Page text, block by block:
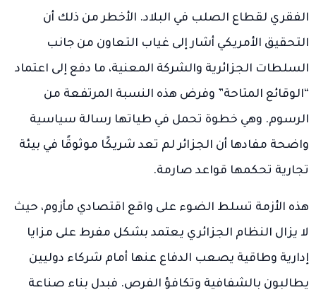
الفقري لقطاع الصلب في البلاد. الأخطر من ذلك أن
التحقيق الأمريكي أشار إلى غياب التعاون من جانب
السلطات الجزائرية والشركة المعنية، ما دفع إلى اعتماد
“الوقائع المتاحة” وفرض هذه النسبة المرتفعة من
الرسوم. وهي خطوة تحمل في طياتها رسالة سياسية
واضحة مفادها أن الجزائر لم تعد شريكًا موثوقًا في بيئة
تجارية تحكمها قواعد صارمة.
هذه الأزمة تسلط الضوء على واقع اقتصادي مأزوم، حيث
لا يزال النظام الجزائري يعتمد بشكل مفرط على مزايا
إدارية وطاقية يصعب الدفاع عنها أمام شركاء دوليين
يطالبون بالشفافية وتكافؤ الفرص. فبدل بناء صناعة